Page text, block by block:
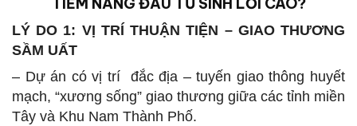
LÝ DO 1: VỊ TRÍ THUẬN TIỆN – GIAO THƯƠNG
SẦM UẤT
– Dự án có vị trí đắc địa – tuyến giao thông huyết
mạch, “xương sống” giao thương giữa các tỉnh miền
Tây và Khu Nam Thành Phố.